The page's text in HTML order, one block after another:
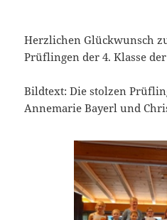
Herzlichen Glückwunsch
Prüflingen der 4. Klasse
Bildtext: Die stolzen
Annemarie Bayerl und